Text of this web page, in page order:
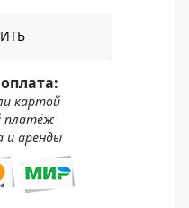
картой
платёж
и аренды